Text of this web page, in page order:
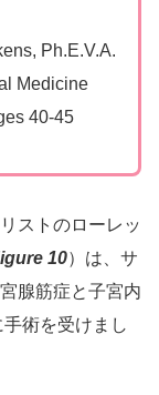
Ph.E.V.A.
Medicine
40-45
ストのローレッ
10）は、サ
腺筋症と子宮内
術を受けまし